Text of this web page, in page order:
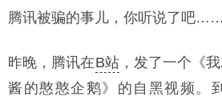
腾讯被骗的事儿，你听说了吧……
昨晚，腾讯在B站，发了一个《
酱的憨憨企鹅》的自黑视频。